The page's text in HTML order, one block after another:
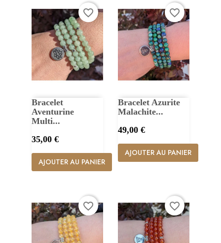
Bracelet
Aventurine
Multi...
Prix
35,00 €
AJOUTER AU PANIER
favorite_border
Bracelet Azurite
Malachite...
Prix
49,00 €
AJOUTER AU PANIER
favorite_border
favorite_border favorite_border